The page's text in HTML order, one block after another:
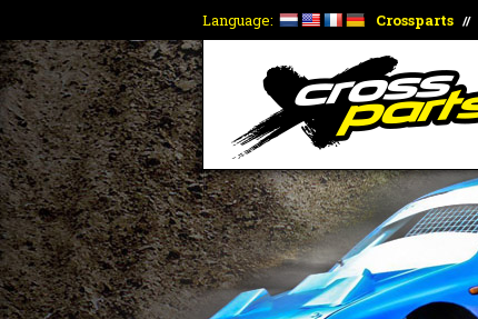
Language: Crossparts //